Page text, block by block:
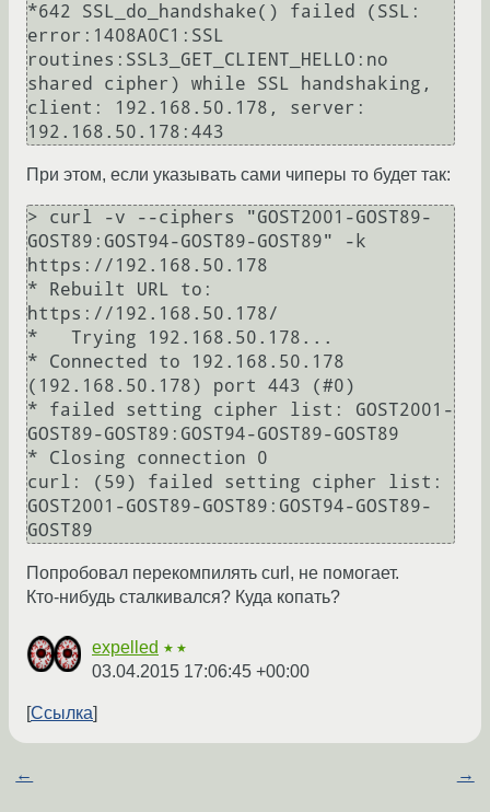
*642 SSL_do_handshake() failed (SSL:
error:1408A0C1:SSL
routines:SSL3_GET_CLIENT_HELLO:no
shared cipher) while SSL handshaking,
client: 192.168.50.178, server:
При этом, если указывать сами чиперы то будет так:
> curl -v --ciphers "GOST2001-GOST89-
GOST89:GOST94-GOST89-GOST89" -k
https://192.168.50.178
* Rebuilt URL to:
https://192.168.50.178/
*   Trying 192.168.50.178...
* Connected to 192.168.50.178
(192.168.50.178) port 443 (#0)
* failed setting cipher list: GOST2001-
GOST89-GOST89:GOST94-GOST89-GOST89
* Closing connection 0
curl: (59) failed setting cipher list:
GOST2001-GOST89-GOST89:GOST94-GOST89-
GOST89
Попробовал перекомпилять curl, не помогает.
Кто-нибудь сталкивался? Куда копать?
expelled ★★
03.04.2015 17:06:45 +00:00
Ссылка
← →